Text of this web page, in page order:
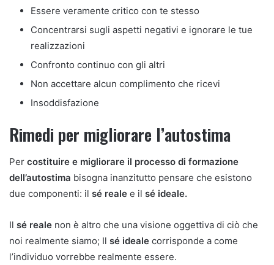
Essere veramente critico con te stesso
Concentrarsi sugli aspetti negativi e ignorare le tue
realizzazioni
Confronto continuo con gli altri
Non accettare alcun complimento che ricevi
Insoddisfazione
Rimedi per migliorare l’autostima
Per costituire e migliorare il processo di formazione
dell’autostima bisogna inanzitutto pensare che esistono
due componenti: il sé reale e il sé ideale.
Il sé reale non è altro che una visione oggettiva di ciò che
noi realmente siamo; Il sé ideale corrisponde a come
l’individuo vorrebbe realmente essere.